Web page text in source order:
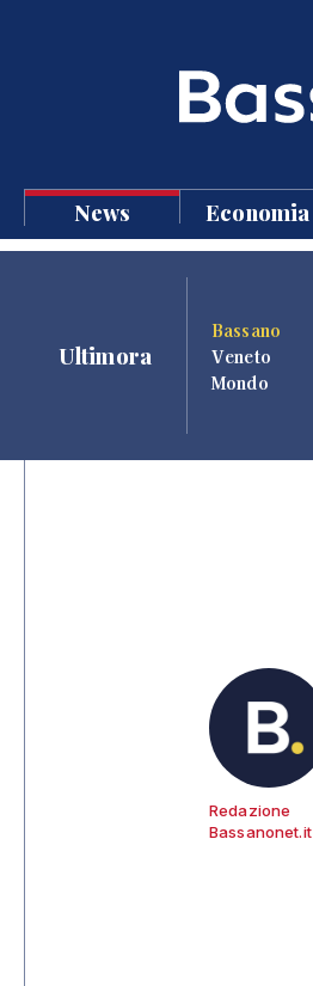
News Economia
Ultimora
Bassano
Veneto
Mondo
Redazione
Bassanonet.it